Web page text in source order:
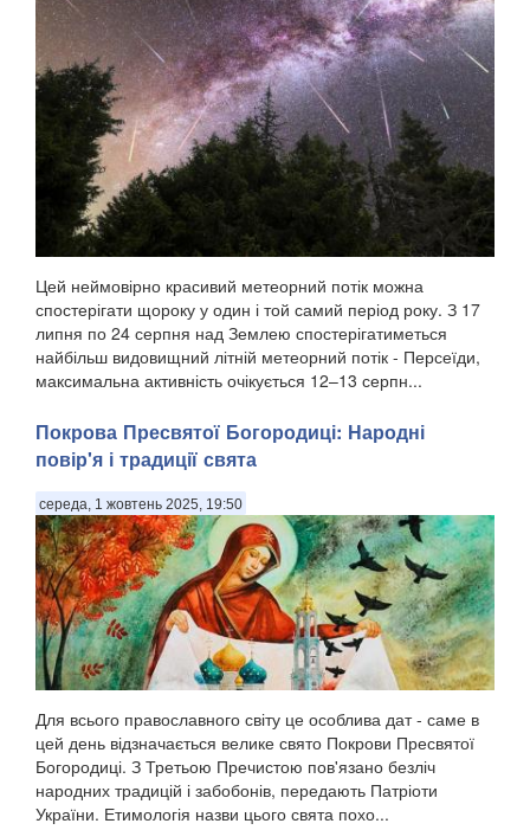
Цей неймовірно красивий метеорний потік можна
спостерігати щороку у один і той самий період року. З 17
липня по 24 серпня над Землею спостерігатиметься
найбільш видовищний літній метеорний потік - Персеїди,
максимальна активність очікується 12–13 серпн...
Покрова Пресвятої Богородиці: Народні
повір'я і традиції свята
середа, 1 жовтень 2025, 19:50
Для всього православного світу це особлива дат - саме в
цей день відзначається велике свято Покрови Пресвятої
Богородиці. З Третьою Пречистою пов'язано безліч
народних традицій і забобонів, передають Патріоти
України. Етимологія назви цього свята похо...